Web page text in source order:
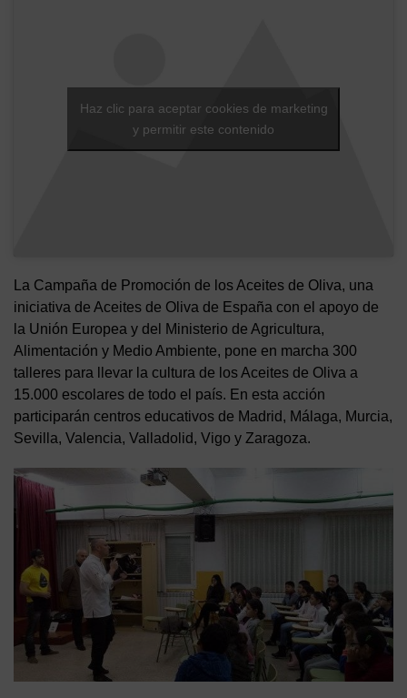
Haz clic para aceptar cookies de marketing
y permitir este contenido
La Campaña de Promoción de los Aceites de Oliva, una
iniciativa de Aceites de Oliva de España con el apoyo de
la Unión Europea y del Ministerio de Agricultura,
Alimentación y Medio Ambiente, pone en marcha 300
talleres para llevar la cultura de los Aceites de Oliva a
15.000 escolares de todo el país. En esta acción
participarán centros educativos de Madrid, Málaga, Murcia,
Sevilla, Valencia, Valladolid, Vigo y Zaragoza.